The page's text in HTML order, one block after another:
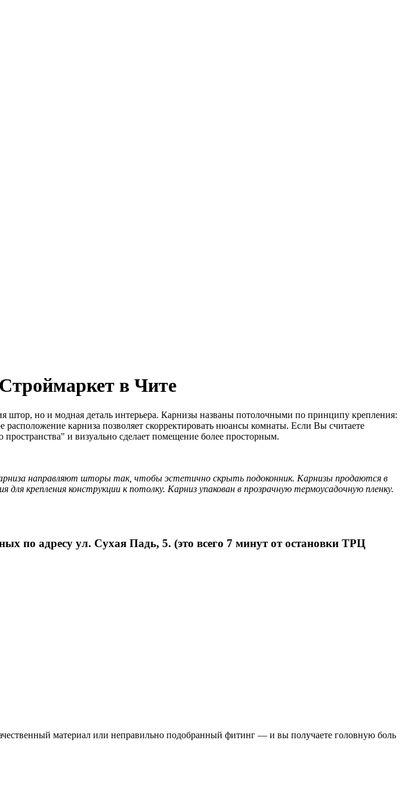
в Чите
но и модная деталь интерьера. Карнизы названы потолочными по принципу крепления:
карниза позволяет скорректировать нюансы комнаты. Если Вы считаете
и визуально сделает помещение более просторным.
направляют шторы так, чтобы эстетично скрыть подоконник. Карнизы продаются в
крепления конструкции к потолку. Карниз упакован в прозрачную термоусадочную пленку.
по адресу ул. Сухая Падь, 5. (это всего 7 минут от остановки ТРЦ
материал или неправильно подобранный фитинг — и вы получаете головную боль